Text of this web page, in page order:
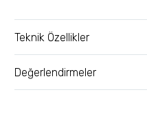
Teknik Özellikler
Değerlendirmeler